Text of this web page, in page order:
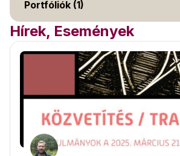
Portfóliók (1)
Hírek, Események